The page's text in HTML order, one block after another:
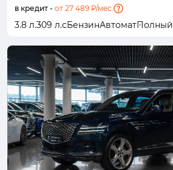
в кредит - от 27 489 ₽/мес.
3.8 л.309 л.сБензинАвтоматПолный